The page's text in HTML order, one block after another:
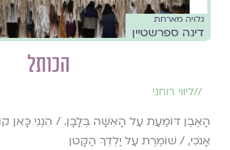
גלויה מארחת
דינה ספרשטיין
הכותל
//ליווי רוחני
הָאֶבֶן דּוֹמַעַת עַל הָאִשָּׁה בְּלָבָן. / הִנְנִי כָּאן
אָנֹכִי, / שׁוֹמֶרֶת עַל יַלְדְּךָ הַקָּטן